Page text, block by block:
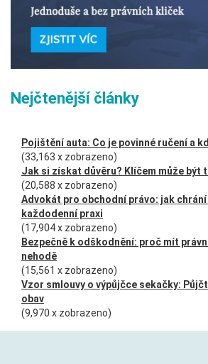
Nejčtenější články
Pojištění auta: Co je povinné ručení a
(33,163 x zobrazeno)
Jak si získat důvěru? Klíčem může být
(20,588 x zobrazeno)
Advokát pro obchodní právo: jak
každodenní praxi
(17,904 x zobrazeno)
Bezpečně k odškodnění: proč mít
nehodě
(15,561 x zobrazeno)
Vzor smlouvy o výpůjčce sekačky:
obav
(9,970 x zobrazeno)